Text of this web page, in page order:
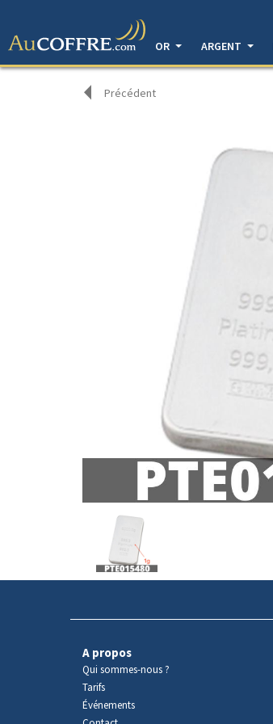
OR
ARGENT
Précédent
produit
A propos
Qui sommes-nous ?
Tarifs
Événements